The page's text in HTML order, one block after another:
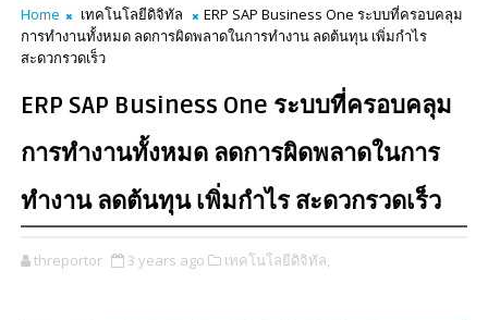
Home เทคโนโลยีดิจิทัล
ERP SAP Business One ระบบที่ครอบคลุม
การทำงานทั้งหมด ลดการผิดพลาดในการทำงาน ลดต้นทุน เพิ่มกำไร
สะดวกรวดเร็ว
ERP SAP Business One ระบบที่ครอบคลุม
การทำงานทั้งหมด ลดการผิดพลาดในการ
ทำงาน ลดต้นทุน เพิ่มกำไร สะดวกรวดเร็ว
threportor 3 years ago เทคโนโลยีดิจิทัล,